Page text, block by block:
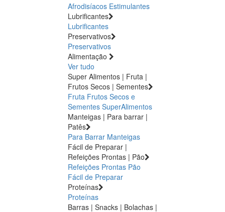
Afrodisíacos Estimulantes
Lubrificantes
Lubrificantes
Preservativos
Preservativos
Alimentação
Ver tudo
Super Alimentos | Fruta |
Frutos Secos | Sementes
Fruta Frutos Secos e
Sementes SuperAlimentos
Manteigas | Para barrar |
Patês
Para Barrar Manteigas
Fácil de Preparar |
Refeições Prontas | Pão
Refeições Prontas Pão
Fácil de Preparar
Proteínas
Proteínas
Barras | Snacks | Bolachas |